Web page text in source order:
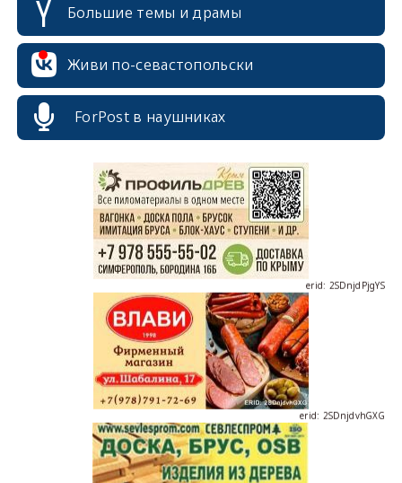
Большие темы и драмы
Живи по-севастопольски
ForPost в наушниках
erid: 2SDnjdPjgYS
erid: 2SDnjdvhGXG